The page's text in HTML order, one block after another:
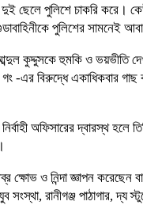
ছেলে পুলিশে চাকরি করে।
পুলিশের সামনেই
কুদ্দুসকে হুমকি ও ভয়ভীতি
-এর বিরুদ্ধে একাধিকবার গাছ
অফিসারের দ্বারস্থ হলে
ক্ষোভ ও নিন্দা জ্ঞাপন করেছেন
সংস্থা, রানীগঞ্জ পাঠাগার, দ্য